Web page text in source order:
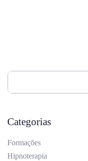
Categorias
Formações
Hipnoterapia